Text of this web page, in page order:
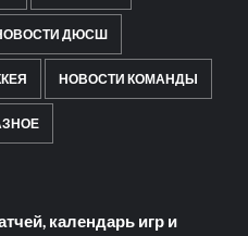
ДЮСШ
НОВОСТИ КОМАНДЫ
календарь игр и